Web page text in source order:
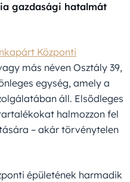
gazdasági hatalmát
Központi
más néven Osztály 39,
egység, amely a
áll. Elsődleges
halmozzon fel
– akár törvénytelen
épületének harmadik